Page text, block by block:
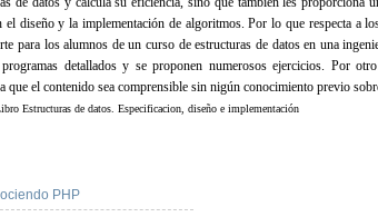
diseño y la implementación de algoritmos. Por lo que respecta a
para los alumnos de un curso de estructuras de datos en una
detallados y se proponen numerosos ejercicios. Por
que el contenido sea comprensible sin nigún conocimiento previo
Estructuras de datos. Especificacion, diseño e implementación
PHP